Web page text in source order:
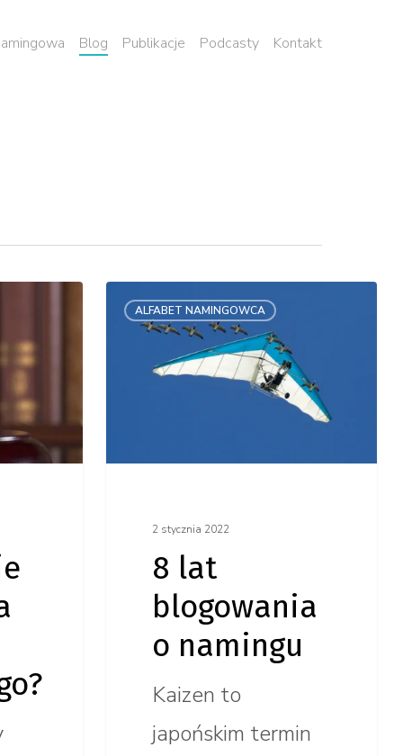
Blog Publikacje Podcasty Kontakt
blogowania
ALFABET NAMINGOWCA
2 stycznia 2022
8 lat
blogowania
o namingu
Kaizen to
japońskim termin